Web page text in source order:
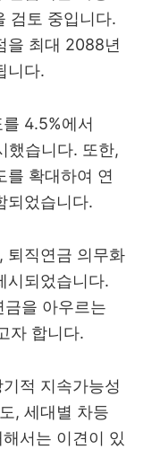
검토 중입니다.
을 최대 2088년
니다.
4.5%에서
했습니다. 또한,
를 확대하여 연
되었습니다.
퇴직연금 의무화
시되었습니다.
을 아우르는
자 합니다.
적 지속가능성
, 세대별 차등
서는 이견이 있